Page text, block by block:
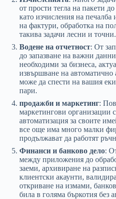
от прости тегла на пакети
като изчисления на печалба
на фактури, обработка на
такива задачи лесни и точни.
Водене на отчетност: От
до запазване на важни
необходими за бизнеса,
извършване на автоматично
може да спести на вашия
пари.
продажби и маркетинг:
маркетингови организации
автоматизация за своите
все още има много малки
продължават да работят
Финанси и банково дело:
между приложения до
заеми, архивиране на
клиентски акаунти,
откриване на измами,
била в голяма бъркотия без